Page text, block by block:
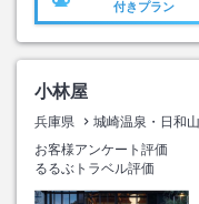
付きプラン
小林屋
兵庫県 城崎温泉・日和
お客様アンケート評価
るるぶトラベル評価